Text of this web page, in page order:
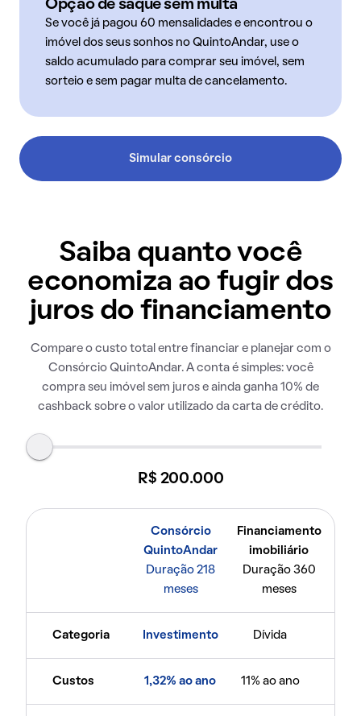
Opção de saque sem multa
Se você já pagou 60 mensalidades e encontrou o
imóvel dos seus sonhos no QuintoAndar, use o
saldo acumulado para comprar seu imóvel, sem
sorteio e sem pagar multa de cancelamento.
Simular consórcio
Saiba quanto você
economiza ao fugir dos
juros do financiamento
Compare o custo total entre financiar e planejar com o
Consórcio QuintoAndar. A conta é simples: você
compra seu imóvel sem juros e ainda ganha 10% de
cashback sobre o valor utilizado da carta de crédito.
R$ 200.000
Consórcio
QuintoAndar
Duração 218
meses
Financiamento
imobiliário
Duração 360
meses
Categoria Investimento Dívida
Custos 1,32% ao ano 11% ao ano